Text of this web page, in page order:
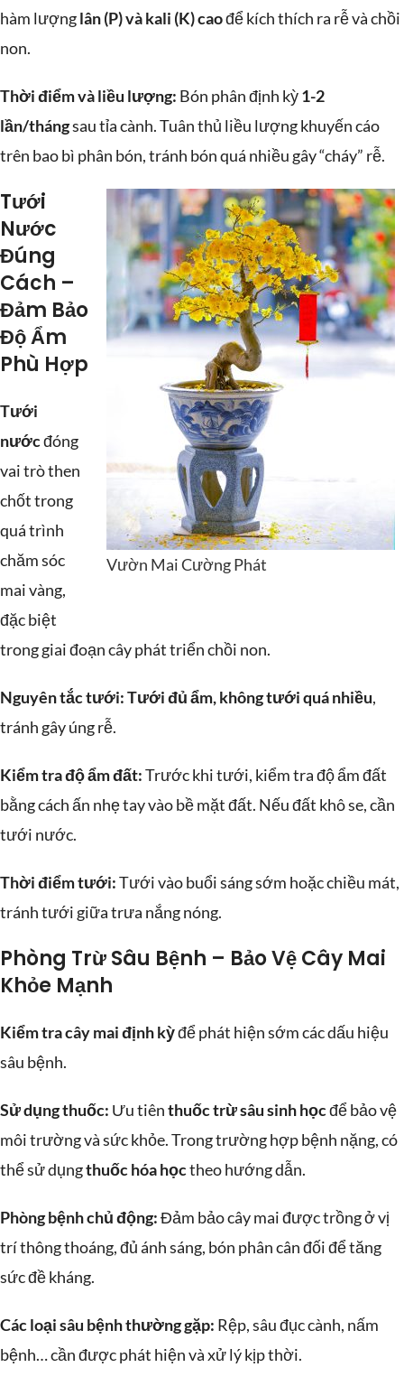
hàm lượnglân (P) và kali (K) caođể kích thích ra rễ và chồi
non.
Thời điểm và liều lượng: Bón phân định kỳ1-2
lần/thángsau tỉa cành. Tuân thủ liều lượng khuyến cáo
trên bao bì phân bón, tránh bón quá nhiều gây “cháy” rễ.
Vườn Mai Cường Phát
Tưới
Nước
Đúng
Cách –
Đảm Bảo
Độ Ẩm
Phù Hợp
Tưới
nướcđóng
vai trò then
chốt trong
quá trình
chăm sóc
mai vàng,
đặc biệt
trong giai đoạn cây phát triển chồi non.
Nguyên tắc tưới:Tưới đủ ẩm, không tưới quá nhiều,
tránh gây úng rễ.
Kiểm tra độ ẩm đất:Trước khi tưới, kiểm tra độ ẩm đất
bằng cách ấn nhẹ tay vào bề mặt đất. Nếu đất khô se, cần
tưới nước.
Thời điểm tưới:Tưới vào buổi sáng sớm hoặc chiều mát,
tránh tưới giữa trưa nắng nóng.
Phòng Trừ Sâu Bệnh – Bảo Vệ Cây Mai
Khỏe Mạnh
Kiểm tra cây mai định kỳđể phát hiện sớm các dấu hiệu
sâu bệnh.
Sử dụng thuốc: Ưu tiênthuốc trừ sâu sinh họcđể bảo vệ
môi trường và sức khỏe. Trong trường hợp bệnh nặng, có
thể sử dụngthuốc hóa họctheo hướng dẫn.
Phòng bệnh chủ động:Đảm bảo cây mai được trồng ở vị
trí thông thoáng, đủ ánh sáng, bón phân cân đối để tăng
sức đề kháng.
Các loại sâu bệnh thường gặp: Rệp, sâu đục cành, nấm
bệnh… cần được phát hiện và xử lý kịp thời.